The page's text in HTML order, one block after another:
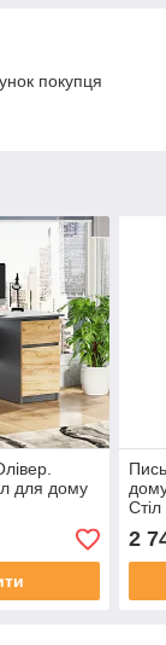
покупця
для дому
2